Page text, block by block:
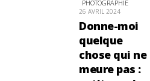
PHOTOGRAPHIE
26 AVRIL 2024
Donne-moi
quelque
chose qui ne
meure pas :